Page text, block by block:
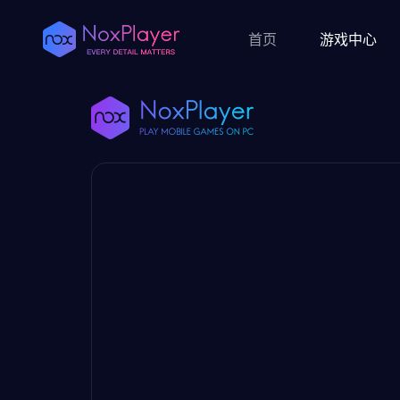
首页 游戏中心